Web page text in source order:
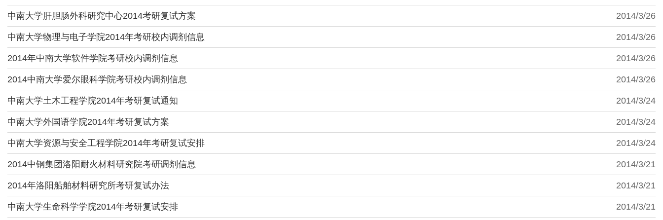
2014/3/26
中南大学肝胆肠外科研究中心2014考研复试方案
2014/3/26
中南大学物理与电子学院2014年考研校内调剂信息
2014/3/26
2014年中南大学软件学院考研校内调剂信息
2014/3/26
2014中南大学爱尔眼科学院考研校内调剂信息
2014/3/24
中南大学土木工程学院2014年考研复试通知
2014/3/24
中南大学外国语学院2014年考研复试方案
2014/3/24
中南大学资源与安全工程学院2014年考研复试安排
2014/3/21
2014中钢集团洛阳耐火材料研究院考研调剂信息
2014/3/21
2014年洛阳船舶材料研究所考研复试办法
2014/3/21
中南大学生命科学学院2014年考研复试安排